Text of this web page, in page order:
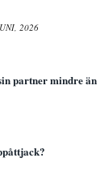
2026
partner mindre än